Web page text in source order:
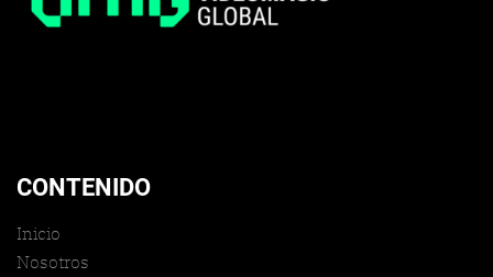
CONTENIDO
Inicio
Nosotros